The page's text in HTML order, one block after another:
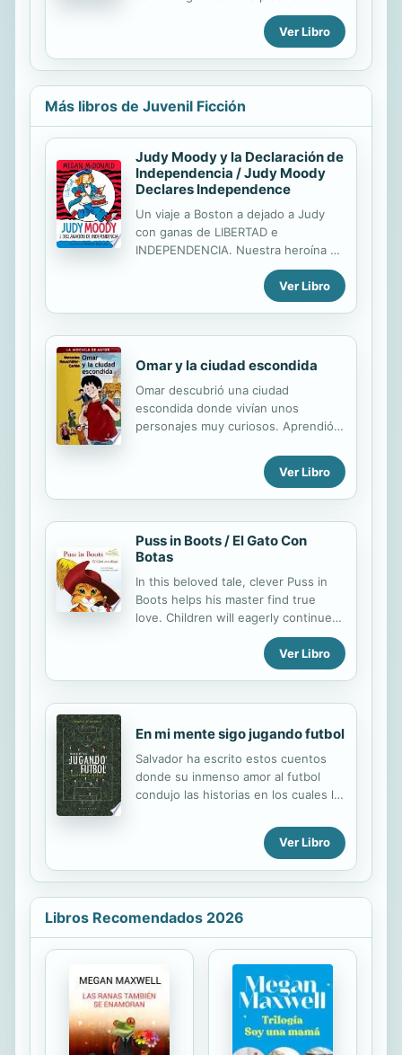
numbers, colors, objects, foods,
forms, and letters, to help children
develop their intelligence towards
the first steps in reading and writing.
This is an ideal choice for curious
kids and demanding parents.
Ver Libro
Más libros de Juvenil Ficción
Judy Moody y la Declaración de
Independencia / Judy Moody
Declares Independence
Un viaje a Boston a dejado a Judy
con ganas de LIBERTAD e
INDEPENDENCIA. Nuestra heroína se
lanza a una verdadera campaña por
su libertad…No quiere obedecer las
normas de sus padres, no no quiere
el tiempo, ¡no quiere ni hacer tareas!
Como era de esperarse, Judy
termina teniendo tantos problemas
como los padres de la patria. ¡O
quizás más…! ENGLISH DESCRIPTION
Judy Moody has a mood for every
with her family, she's in the mood for
LIBERTY and FREEDOM—freedom
from her parents' rules and her
pesky little...
Ver Libro
Omar y la ciudad escondida
Omar descubrió una ciudad
escondida donde vivían unos
personajes muy curiosos. Aprendió
valentía ya que lo importante es el
tipo de persona que seamos.
Ver Libro
Puss in Boots / El Gato Con
Botas
In this beloved tale, clever Puss in
Boots helps his master find true
love. Children will eagerly continue
reading to see if Puss can outsmart
the giant and escape the lion's sharp
teeth! This title, retold in English and
Ver Libro
En mi mente sigo jugando futbol
Salvador ha escrito estos cuentos
donde su inmenso amor al futbol
condujo las historias en los cuales la
sentimientos. Una obra literaria
nacida desde el amor y la intuición,
siempre es preferible a una obra
nacida desde la técnica y la
obligación; es más genuina y original.
Ojalá disfrutes de estos cuentos de
futbol (y de la vida) tanto como yo
los he disfrutado. Germán Castaños
Autor del libro Guardiola, ladrón de
ideas. (Hojas del Sur, Buenos Aires,
2018) Imagina que este libro es un
balón que vas conduciendo hasta
llegar al área. En el camino...
Ver Libro
Libros Recomendados 2026